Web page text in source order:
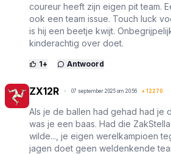
coureur heeft zijn eigen pit team.
ook een team issue. Touch luck
is hij een beetje kwijt.
kinderachtig over doet.
1+ Antwoord
ZX12R 07 september 2025 om 20:56 + 12270
Als je de ballen had gehad had je
was je een baas. Had die
wilde..., je eigen werelkampioen
jagen doet geen weldenkende